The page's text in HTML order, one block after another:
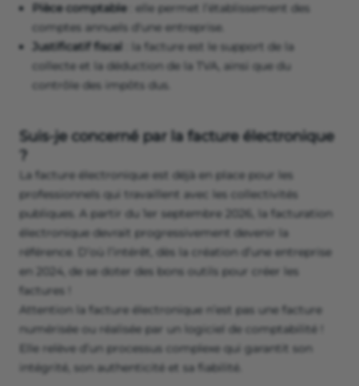
Pièce comptable: elle permet l’établissement des
comptes annuels d'une entreprise.
Justificatif fiscal : la facture est le support de la
collecte et la déduction de la TVA, ainsi que du
contrôle des impôts dus.
Suis-je concerné par la facture électronique
?
La facture électronique est déjà en place pour les
professionnels qui travaillent avec les collectivités
publiques. A partir du 1er septembre 2026, la facturation
électronique devrait progressivement devenir la
référence. D’où l’intérêt, dès la création d’une entreprise
en 2024, de se doter des bons outils pour créer les
factures !
Attention la facture électronique n’est pas une facture
numérisée ou réalisée par un logiciel de comptabilité !
Elle relève d’un processus complexe qui garantit son
intégrité, son authenticité et sa fiabilité.